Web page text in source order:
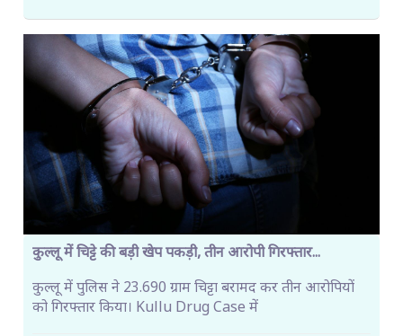
कुल्लू में चिट्टे की बड़ी खेप पकड़ी, तीन आरोपी गिरफ्तार...
कुल्लू में पुलिस ने 23.690 ग्राम चिट्टा बरामद कर तीन आरोपियों
को गिरफ्तार किया। Kullu Drug Case में